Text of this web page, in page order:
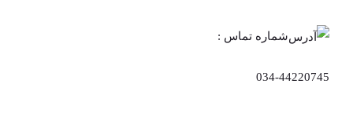
شماره تماس :
034-44220745